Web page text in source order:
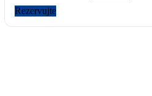
Rezervujte